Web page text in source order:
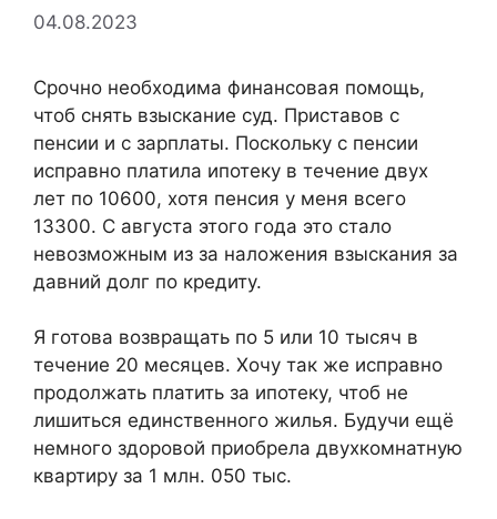
04.08.2023
Срочно необходима финансовая помощь,
чтоб снять взыскание суд. Приставов с
пенсии и с зарплаты. Поскольку с пенсии
исправно платила ипотеку в течение двух
лет по 10600, хотя пенсия у меня всего
13300. С августа этого года это стало
невозможным из за наложения взыскания за
давний долг по кредиту.
Я готова возвращать по 5 или 10 тысяч в
течение 20 месяцев. Хочу так же исправно
продолжать платить за ипотеку, чтоб не
лишиться единственного жилья. Будучи ещё
немного здоровой приобрела двухкомнатную
квартиру за 1 млн. 050 тыс.